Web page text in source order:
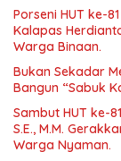
Porseni HUT ke-
Kalapas
Warga Binaan.
Bukan Sekadar
Bangun “Sabuk
Sambut HUT ke-
S.E., M.M.
Warga Nyaman.